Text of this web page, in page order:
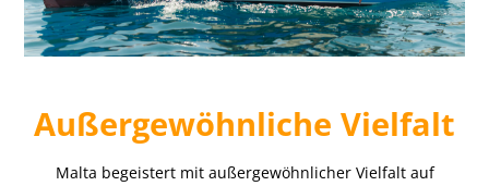
Außergewöhnliche Vielfalt
Malta begeistert mit außergewöhnlicher Vielfalt auf